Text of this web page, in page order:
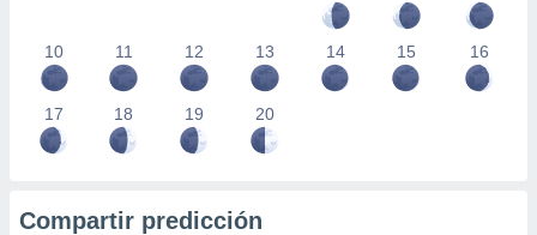
10 11 12 13 14 15 16
17 18 19 20
Compartir predicción